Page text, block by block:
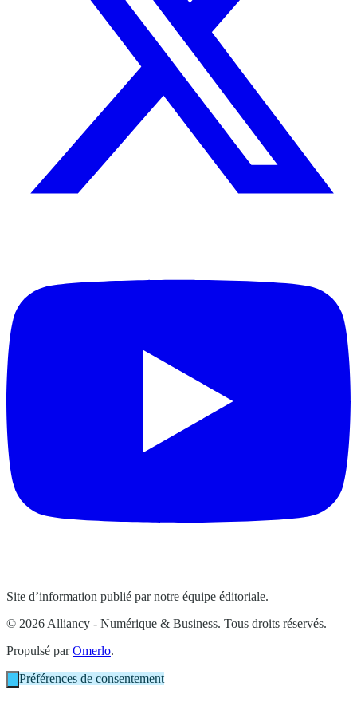
Site d’information publié par notre équipe éditoriale.
© 2026 Alliancy - Numérique & Business. Tous droits réservés.
Propulsé parOmerlo.
Préférences de consentement